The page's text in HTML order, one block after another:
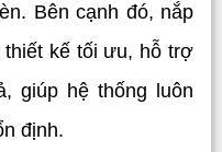
Bên cạnh đó, nắp
kế tối ưu, hỗ trợ
giúp hệ thống luôn
định.